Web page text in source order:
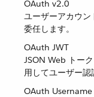
OAuth v2.0
ユーザーアカウ
委任します。
OAuth JWT
JSON Web トー
用してユーザー認
OAuth Username